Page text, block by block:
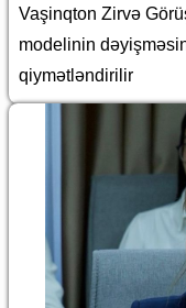
Vaşinqton Zirvə
modelinin
qiymətləndirilir